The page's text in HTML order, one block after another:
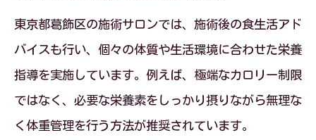
東京都葛飾区の施術サロンでは、施術後の食生活アド
バイスも行い、個々の体質や生活環境に合わせた栄養
指導を実施しています。例えば、極端なカロリー制限
ではなく、必要な栄養素をしっかり摂りながら無理な
く体重管理を行う方法が推奨されています。